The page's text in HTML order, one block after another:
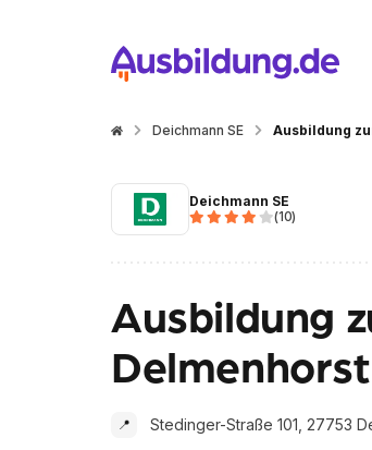
Deichmann SE Ausbildung
Deichmann SE
(10)
Ausbildung
Delmenhorst
📍 Stedinger-Straße 101, 27753